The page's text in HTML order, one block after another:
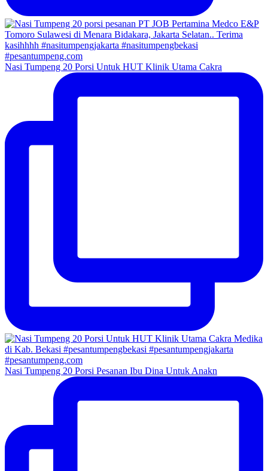
Nasi Tumpeng 20 Porsi Untuk HUT Klinik Utama Cakra
Nasi Tumpeng 20 Porsi Pesanan Ibu Dina Untuk Anakn